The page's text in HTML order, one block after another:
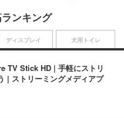
ンキング
TV Stick HD | 手軽にストリ
| ストリーミングメディアプ
ディスプレイ 犬用トイレ